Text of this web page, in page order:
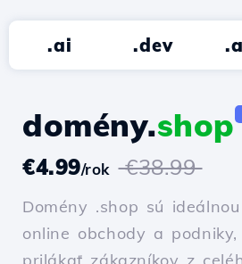
.ai .dev
domény.shop
€4.99/rok €38.99
Domény .shop sú
online obchody a